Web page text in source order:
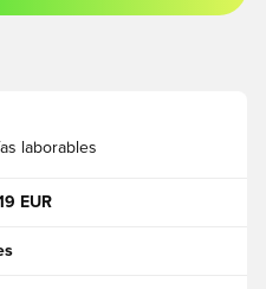
laborables
EUR